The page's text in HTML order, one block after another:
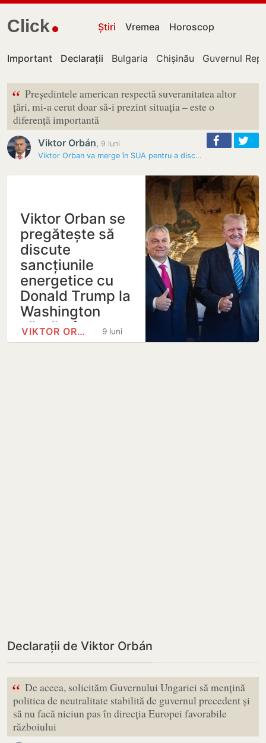
Click Știri Vremea Horoscop
Important Declarații Bulgaria Chișinău Guvernul
“ Președintele american respectă suveranitatea altor
țări, mi-a cerut doar să-i prezint situația – este o
diferență importantă
Viktor Orbán, 9 luni
Viktor Orban va merge în SUA pentru a discuta cu Donald Trump…
Viktor Orban se
pregătește să
discute
sancțiunile
energetice cu
Donald Trump la
Washington
săptămâna…9 luni
VIKTOR ORBÁN
Declarații de Viktor Orbán
“ De aceea, solicităm Guvernului Ungariei să mențină
politica de neutralitate stabilită de guvernul precedent și
să nu facă niciun pas în direcția Europei favorabile
războiului